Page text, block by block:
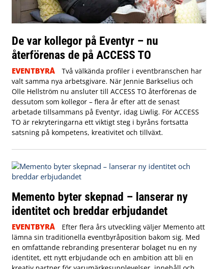
De var kollegor på Eventyr – nu
återförenas de på ACCESS TO
EVENTBYRÅ
Två välkända profiler i eventbranschen har
valt samma nya arbetsgivare. När Jennie Barkselius och
Olle Hellström nu ansluter till ACCESS TO återförenas de
dessutom som kollegor – flera år efter att de senast
arbetade tillsammans på Eventyr, idag Liwlig. För ACCESS
TO är rekryteringarna ett viktigt steg i byråns fortsatta
satsning på kompetens, kreativitet och tillväxt.
Memento byter skepnad – lanserar ny
identitet och breddar erbjudandet
EVENTBYRÅ
Efter flera års utveckling väljer Memento att
lämna sin traditionella eventbyråposition bakom sig. Med
en omfattande rebranding presenterar bolaget nu en ny
identitet, ett nytt erbjudande och en ambition att bli en